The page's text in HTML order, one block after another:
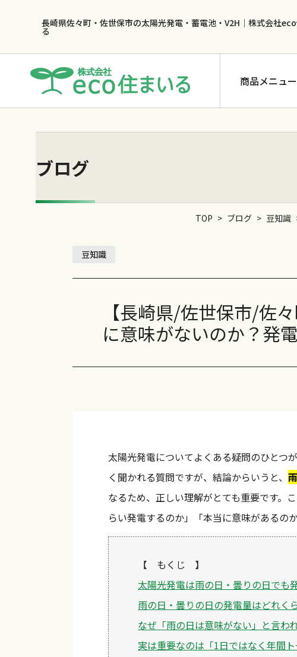
長崎県佐々町・佐世保市の太陽光発電・蓄電池・V2H｜株式会社
る
商品メニュー
CanadianSolar EP Cube HES-JP2-606G
CanadianSolar EP Cube HES-JP2-610G
エコキュート
DAIKIN EQX46YFV
日立 BHP-F46WD
ブログ
TOP > ブログ > 豆知識
豆知識
【長崎県/佐世保市/佐
に意味がないのか？発
太陽光発電についてよくある疑問のひとつが
く聞かれる質問ですが、結論からいうと、
なるため、正しい理解がとても重要です。
らい発電するのか」「本当に意味があるの
【 もくじ 】
太陽光発電は雨の日・曇りの日でも
雨の日・曇りの日の発電量はどれく
なぜ「雨の日は意味がない」と言わ
実は重要なのは「1日ではなく年間ト